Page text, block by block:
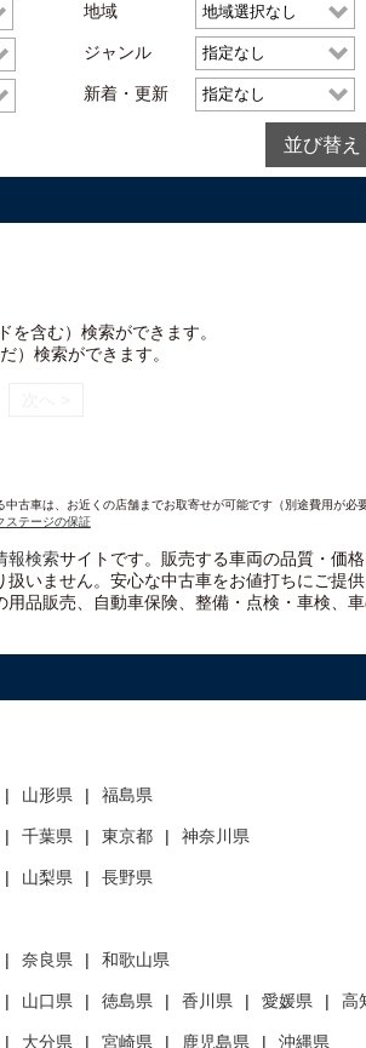
地域
ジャンル
新着・更新
並び替え
を含む）検索ができます。
）検索ができます。
古車は、お近くの店舗までお取寄せが可能です（別途費用が必
ステージの保証
報検索サイトです。販売する車両の品質・価
扱いません。安心な中古車をお値打ちに ご提
品販売、自動車保険、整備・点検・車検、
山形県 福島県
千葉県 東京都 神奈川県
山梨県 長野県
奈良県 和歌山県
山口県 徳島県 香川県 愛媛県 高
大分県 宮崎県 鹿児島県 沖縄県